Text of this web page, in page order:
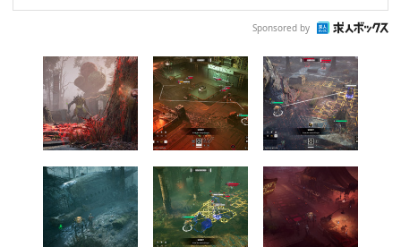
Sponsored by